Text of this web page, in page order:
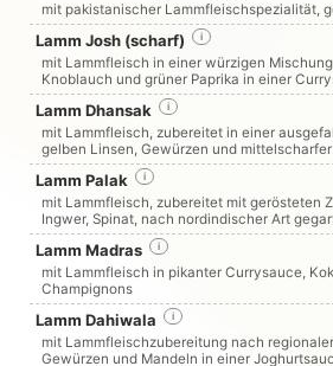
mit pakistanischer Lammfleischspezialität,
Lamm Josh (scharf) i
mit Lammfleisch in einer würzigen
Knoblauch und grüner Paprika in einer
Lamm Dhansak i
mit Lammfleisch, zubereitet in einer
gelben Linsen, Gewürzen und
Lamm Palak i
mit Lammfleisch, zubereitet mit gerösteten
Ingwer, Spinat, nach nordindischer Art
Lamm Madras i
mit Lammfleisch in pikanter Currysauce,
Champignons
Lamm Dahiwala i
mit Lammfleischzubereitung nach
Gewürzen und Mandeln in einer